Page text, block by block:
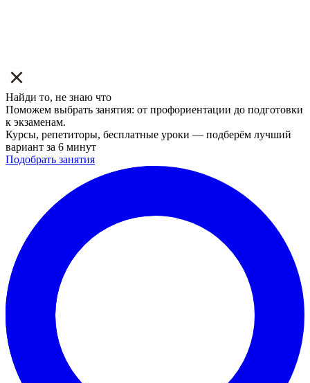
Найди то, не знаю что
Поможем выбрать занятия: от профориентации до подготовки
к экзаменам.
Курсы, репетиторы, бесплатные уроки — подберём лучший
вариант за 6 минут
Подобрать занятия